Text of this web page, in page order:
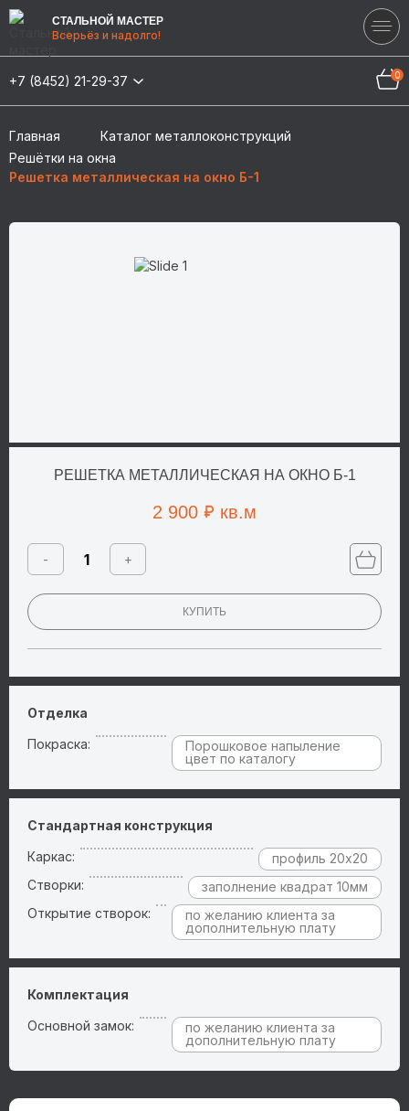
СТАЛЬНОЙ МАСТЕР
Всерьёз и надолго!
+7 (8452) 21-29-37 0
Главная
Каталог металлоконструкций
Решётки на окна
Решетка металлическая на окно Б-1
РЕШЕТКА МЕТАЛЛИЧЕСКАЯ НА ОКНО Б-1
2 900 кв.м
- +
КУПИТЬ
Отделка
Покраска:
Порошковое напыление
цвет по каталогу
Стандартная конструкция
Каркас:
профиль 20х20
Створки:
заполнение квадрат 10мм
Открытие створок:
по желанию клиента за
дополнительную плату
Комплектация
Основной замок:
по желанию клиента за
дополнительную плату